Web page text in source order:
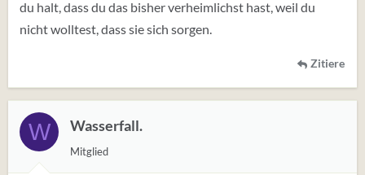
du halt, dass du das bisher verheimlichst hast, weil du
nicht wolltest, dass sie sich sorgen.
Zitiere
W Wasserfall.
Mitglied